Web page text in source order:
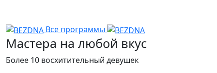
Все программы
Мастера на любой вкус
Более 10 восхитительный девушек